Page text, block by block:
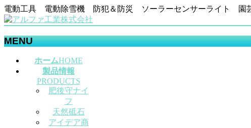
電動工具 電動除雪機 防犯＆防災 ソーラーセンサーライト 園
MENU
ホームHOME
製品情報
PRODUCTS
肥後守ナイ
フ
天然砥石
アイデア商